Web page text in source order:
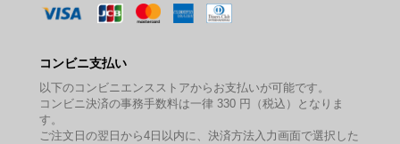
コンビニ支払い
以下のコンビニエンスストアからお支払いが可能です。
コンビニ決済の事務手数料は一律 330 円（税込）となりま
す。
ご注文日の翌日から4日以内に、決済方法入力画面で選択した